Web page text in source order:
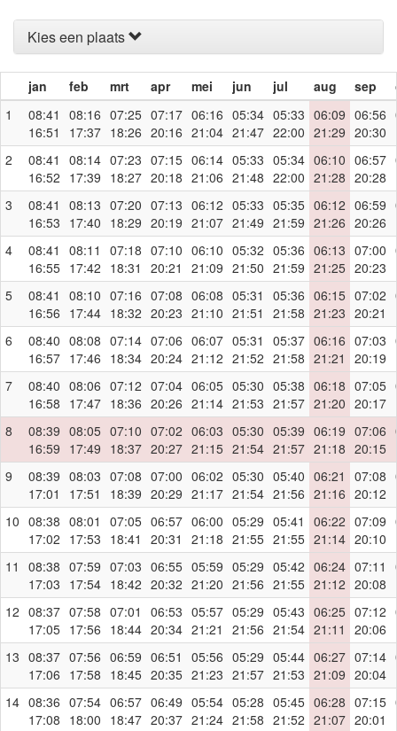
Kies een plaats
jan feb mrt apr mei jun jul aug sep
1
08:41
16:51
08:16
17:37
07:25
18:26
07:17
20:16
06:16
21:04
05:34
21:47
05:33
22:00
06:09
21:29
06:56
20:30
2
08:41
16:52
08:14
17:39
07:23
18:27
07:15
20:18
06:14
21:06
05:33
21:48
05:34
22:00
06:10
21:28
06:57
20:28
3
08:41
16:53
08:13
17:40
07:20
18:29
07:13
20:19
06:12
21:07
05:33
21:49
05:35
21:59
06:12
21:26
06:59
20:26
4
08:41
16:55
08:11
17:42
07:18
18:31
07:10
20:21
06:10
21:09
05:32
21:50
05:36
21:59
06:13
21:25
07:00
20:23
5
08:41
16:56
08:10
17:44
07:16
18:32
07:08
20:23
06:08
21:10
05:31
21:51
05:36
21:58
06:15
21:23
07:02
20:21
6
08:40
16:57
08:08
17:46
07:14
18:34
07:06
20:24
06:07
21:12
05:31
21:52
05:37
21:58
06:16
21:21
07:03
20:19
7
08:40
16:58
08:06
17:47
07:12
18:36
07:04
20:26
06:05
21:14
05:30
21:53
05:38
21:57
06:18
21:20
07:05
20:17
8
08:39
16:59
08:05
17:49
07:10
18:37
07:02
20:27
06:03
21:15
05:30
21:54
05:39
21:57
06:19
21:18
07:06
20:15
9
08:39
17:01
08:03
17:51
07:08
18:39
07:00
20:29
06:02
21:17
05:30
21:54
05:40
21:56
06:21
21:16
07:08
20:12
10 08:38
17:02
08:01
17:53
07:05
18:41
06:57
20:31
06:00
21:18
05:29
21:55
05:41
21:55
06:22
21:14
07:09
20:10
11
08:38
17:03
07:59
17:54
07:03
18:42
06:55
20:32
05:59
21:20
05:29
21:56
05:42
21:55
06:24
21:12
07:11
20:08
12 08:37
17:05
07:58
17:56
07:01
18:44
06:53
20:34
05:57
21:21
05:29
21:56
05:43
21:54
06:25
21:11
07:12
20:06
13 08:37
17:06
07:56
17:58
06:59
18:45
06:51
20:35
05:56
21:23
05:29
21:57
05:44
21:53
06:27
21:09
07:14
20:04
14 08:36
17:08
07:54
18:00
06:57
18:47
06:49
20:37
05:54
21:24
05:28
21:58
05:45
21:52
06:28
21:07
07:15
20:01